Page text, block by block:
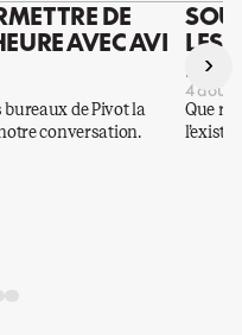
DE
AVEC AVI
bureaux de Pivot la
conversation.
LES
DES
4 août
Que
›